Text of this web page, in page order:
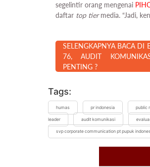
segelintir orang mengenai
daftar top tiermedia. “Jadi,
SELENGKAPNYA BACA DI
76, AUDIT
PENTING ?
Tags:
humas pr indonesia public
leader audit komunikasi
svp corporate communication pt pupuk